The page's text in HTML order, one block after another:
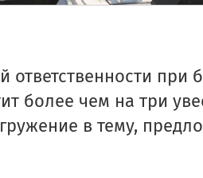
ответственности при
более чем на три
в тему,